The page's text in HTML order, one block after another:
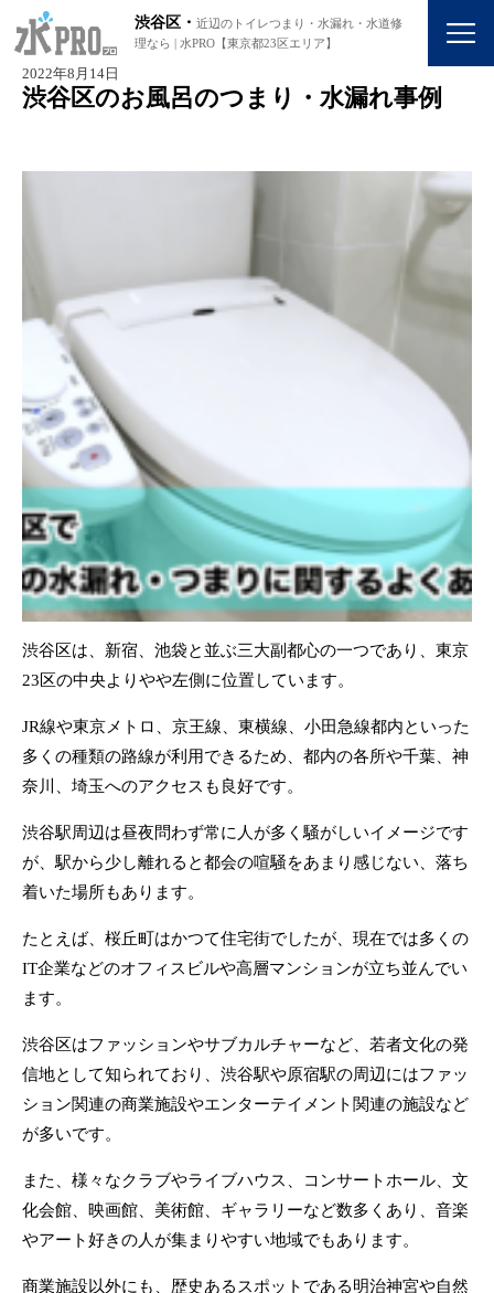
渋谷区・近辺のトイレつまり・水漏れ・水道修
理なら | 水PRO【東京都23区エリア】
2022年8月14日
渋谷区のお風呂のつまり・水漏れ事例
渋谷区は、新宿、池袋と並ぶ三大副都心の一つであり、東京
23区の中央よりやや左側に位置しています。
JR線や東京メトロ、京王線、東横線、小田急線都内といった
多くの種類の路線が利用できるため、都内の各所や千葉、神
奈川、埼玉へのアクセスも良好です。
渋谷駅周辺は昼夜問わず常に人が多く騒がしいイメージです
が、駅から少し離れると都会の喧騒をあまり感じない、落ち
着いた場所もあります。
たとえば、桜丘町はかつて住宅街でしたが、現在では多くの
IT企業などのオフィスビルや高層マンションが立ち並んでい
ます。
渋谷区はファッションやサブカルチャーなど、若者文化の発
信地として知られており、渋谷駅や原宿駅の周辺にはファッ
ション関連の商業施設やエンターテイメント関連の施設など
が多いです。
また、様々なクラブやライブハウス、コンサートホール、文
化会館、映画館、美術館、ギャラリーなど数多くあり、音楽
やアート好きの人が集まりやすい地域でもあります。
商業施設以外にも、歴史あるスポットである明治神宮や自然